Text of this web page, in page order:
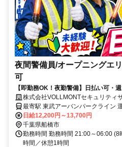
夜間警備員/オープニングエ
可
【即勤務OK！夜勤警備】日払い可・
株式会社VOLLMONTセキュリティ
最寄駅 東武アーバンパークライン
日給12,200円～13,700円
千葉県船橋市
勤務時間 勤務時間 21:00～06:00
時間／休憩1時間